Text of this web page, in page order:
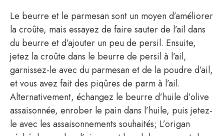
Le beurre et le parmesan sont un moyen d’améliorer
la croûte, mais essayez de faire sauter de l’ail dans
du beurre et d’ajouter un peu de persil. Ensuite,
jetez la croûte dans le beurre de persil à l’ail,
garnissez-le avec du parmesan et de la poudre d’ail,
et vous avez fait des piqûres de parm à l’ail.
Alternativement, échangez le beurre d’huile d’olive
assaisonnée, enrober le pain dans l’huile, puis jetez-
le avec les assaisonnements souhaités; L’origan